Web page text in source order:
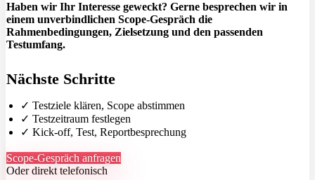
Haben wir Ihr Interesse geweckt? Gerne besprechen wir in
einem unverbindlichen Scope-Gespräch die
Rahmenbedingungen, Zielsetzung und den passenden
Testumfang.
Nächste Schritte
✓ Testziele klären, Scope abstimmen
✓ Testzeitraum festlegen
✓ Kick-off, Test, Reportbesprechung
Scope-Gespräch anfragen
Oder direkt telefonisch